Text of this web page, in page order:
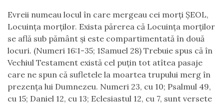
Evreii numeau locul în care mergeau cei morți ȘEOL,
Locuința morților. Exista părerea că Locuința morților
se află sub pământ și este compartimentată în două
locuri. (Numeri 16:1-35; 1Samuel 28) Trebuie spus că în
Vechiul Testament există cel puțin tot atîtea pasaje
care ne spun că sufletele la moartea trupului merg în
prezența lui Dumnezeu. Numeri 23, cu 10; Psalmul 49,
cu 15; Daniel 12, cu 13; Eclesiastul 12, cu 7, sunt versete